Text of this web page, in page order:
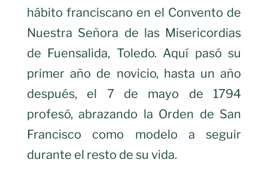
hábito franciscano en el Convento de
Nuestra Señora de las Misericordias
de Fuensalida, Toledo. Aquí pasó su
primer año de novicio, hasta un año
después, el 7 de mayo de 1794
profesó, abrazando la Orden de San
Francisco como modelo a seguir
durante el resto de su vida.